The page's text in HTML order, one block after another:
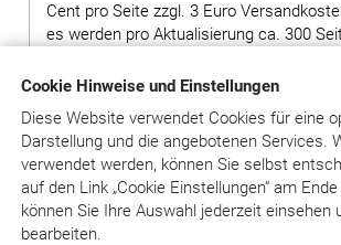
Cookie Hinweise und Einstellungen
Diese Website verwendet Cookies für eine
Darstellung und die angebotenen Services.
verwendet werden, können Sie selbst
aufden Link „Cookie Einstellungen“ am
können Sie Ihre Auswahl jederzeit einsehen
bearbeiten.
Cent pro Seite zzgl. 3 Euro
es werden pro Aktualisierung ca. 300
Hinweis: Bei Bestellung von Grundwerken
Ergänzungslieferungen wird ein
Euro auf den Preis des Grundwerks
in den Warenkorb